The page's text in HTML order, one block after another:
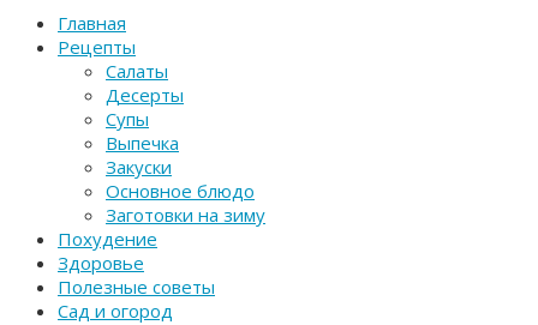
Главная
Рецепты
Салаты
Десерты
Супы
Выпечка
Закуски
Основное блюдо
Заготовки на зиму
Похудение
Здоровье
Полезные советы
Сад и огород